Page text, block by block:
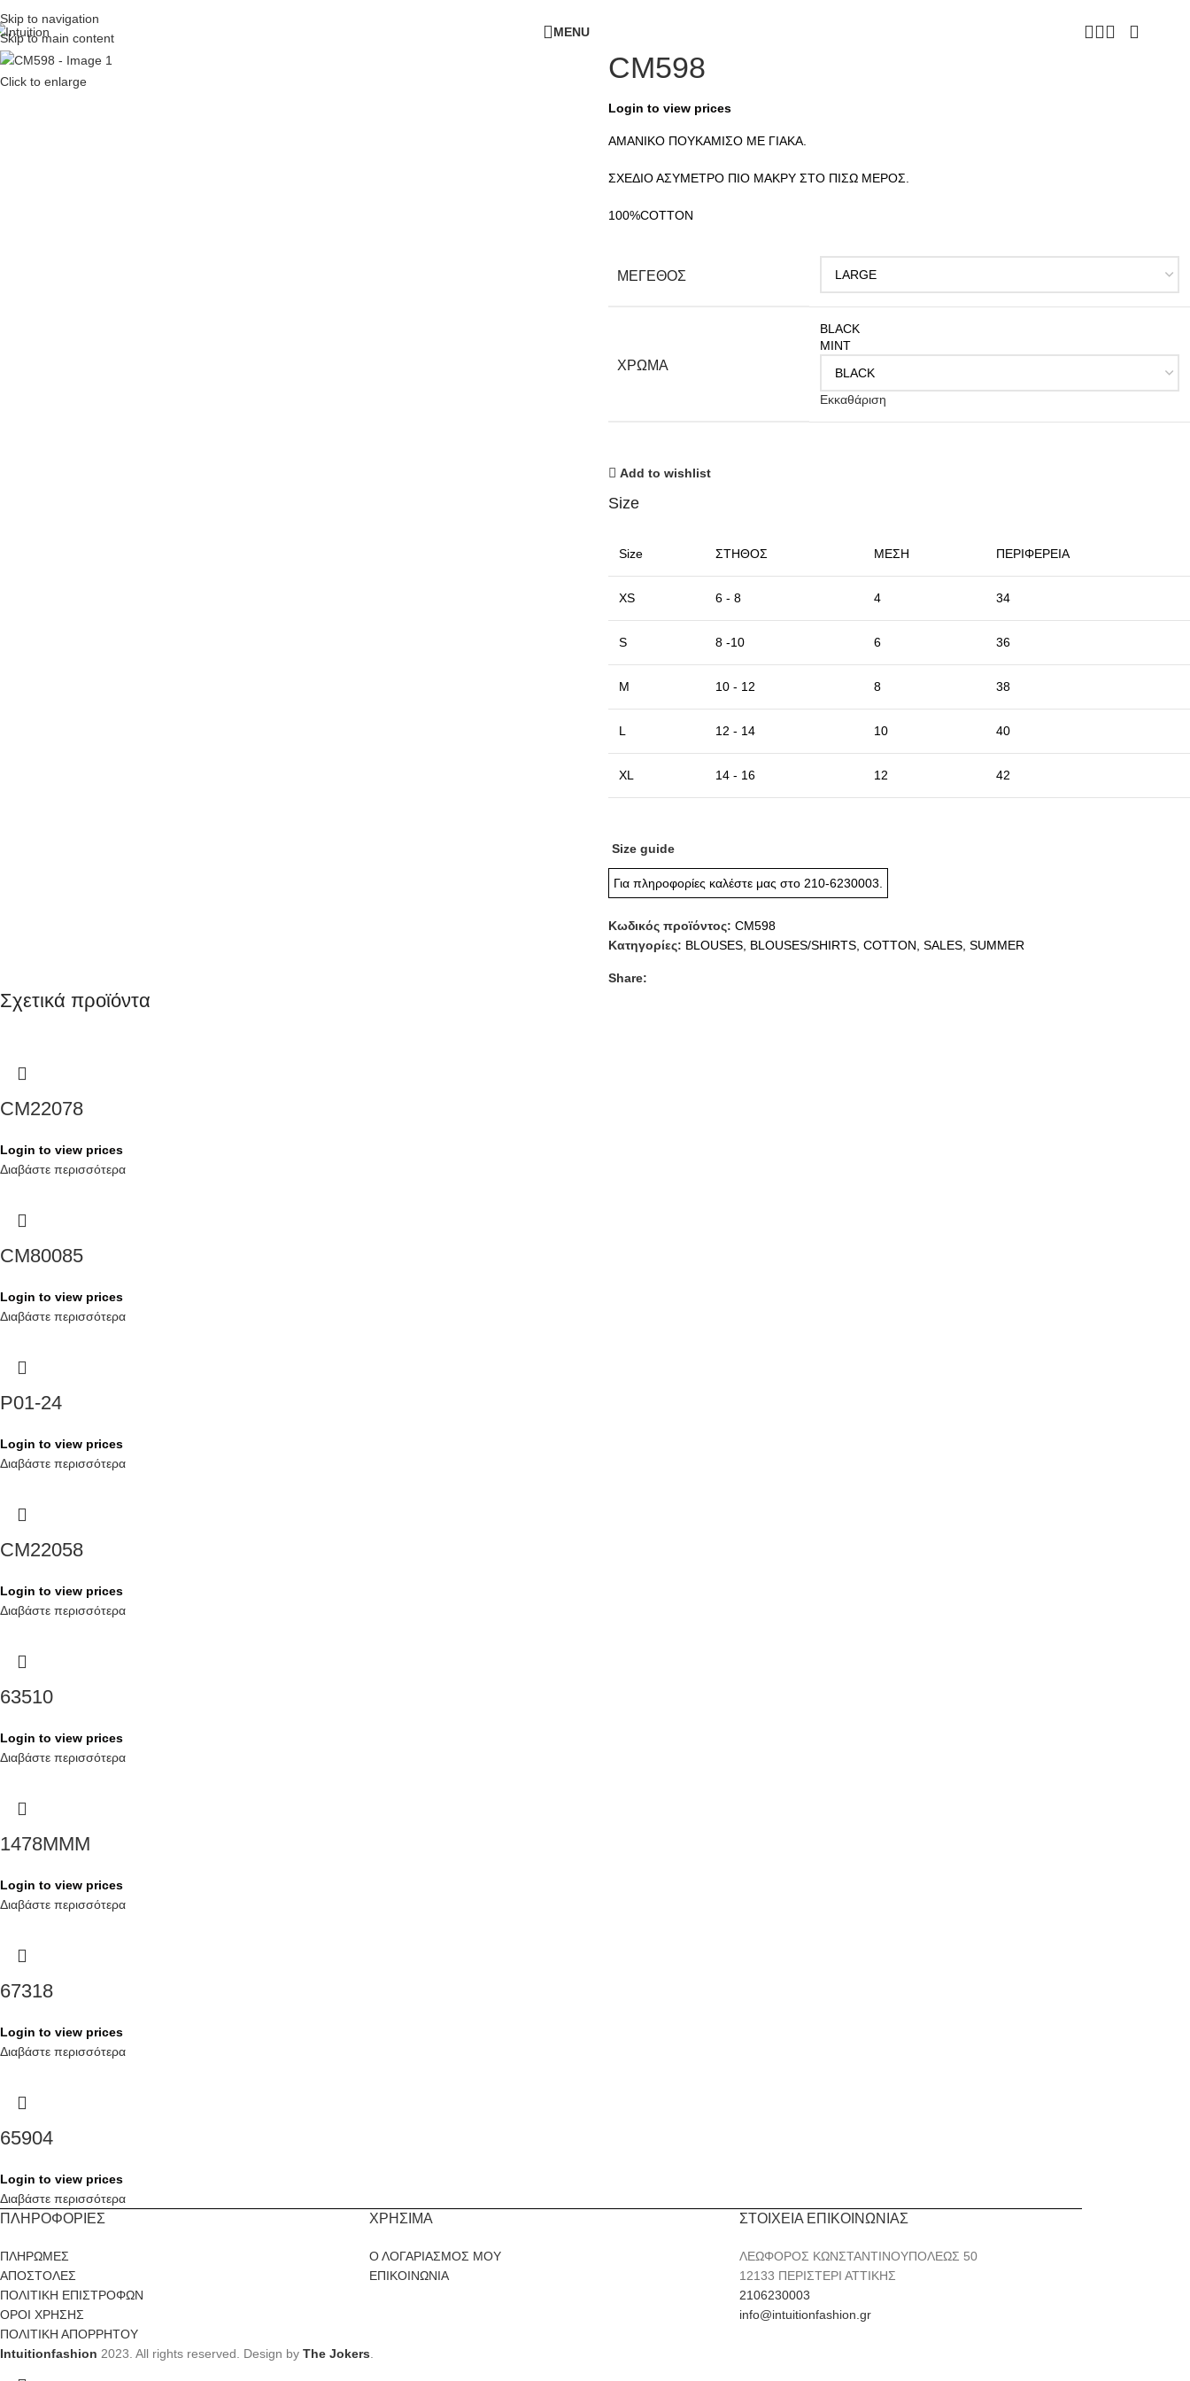
Skip to navigation
Skip to main content
MENU
Click to enlarge CM598
Login to view prices
ΑΜΑΝΙΚΟ ΠΟΥΚΑΜΙΣΟ ΜΕ ΓΙΑΚΑ.
ΣΧΕΔΙΟ ΑΣΥΜΕΤΡΟ ΠΙΟ ΜΑΚΡΥ ΣΤΟ ΠΙΣΩ ΜΕΡΟΣ.
100%COTTON
ΜΕΓΕΘΟΣ
ΧΡΩΜΑ
BLACK
MINT
Εκκαθάριση
Add to wishlist
Size
Size ΣΤΗΘΟΣ ΜΕΣΗ ΠΕΡΙΦΕΡΕΙΑ
XS 6 - 8 4 34
S 8 -10 6 36
M 10 - 12 8 38
L 12 - 14 10 40
XL 14 - 16 12 42
Size guide
Για πληροφορίες καλέστε μας στο 210-6230003
Κωδικός προϊόντος: CM598
Κατηγορίες: BLOUSES BLOUSES/SHIRTS COTTON SALES SUMMER
Share:
Σχετικά προϊόντα
CM22078
Login to view prices
Διαβάστε περισσότερα
CM80085
Login to view prices
Διαβάστε περισσότερα
P01-24
Login to view prices
Διαβάστε περισσότερα
CM22058
Login to view prices
Διαβάστε περισσότερα
63510
Login to view prices
Διαβάστε περισσότερα
1478MMM
Login to view prices
Διαβάστε περισσότερα
67318
Login to view prices
Διαβάστε περισσότερα
65904
Login to view prices
Διαβάστε περισσότερα
ΠΛΗΡΟΦΟΡΙΕΣ
ΠΛΗΡΩΜΕΣ
ΑΠΟΣΤΟΛΕΣ
ΠΟΛΙΤΙΚΗ ΕΠΙΣΤΡΟΦΩΝ
ΟΡΟΙ ΧΡΗΣΗΣ
ΠΟΛΙΤΙΚΗ ΑΠΟΡΡΗΤΟΥ
ΧΡΗΣΙΜΑ
Ο ΛΟΓΑΡΙΑΣΜΟΣ ΜΟΥ
ΕΠΙΚΟΙΝΩΝΙΑ
ΣΤΟΙΧΕΙΑ ΕΠΙΚΟΙΝΩΝΙΑΣ
ΛΕΩΦΟΡΟΣ ΚΩΝΣΤΑΝΤΙΝΟΥΠΟΛΕΩΣ 50
12133 ΠΕΡΙΣΤΕΡΙ ΑΤΤΙΚΗΣ
2106230003
info@intuitionfashion.gr
Intuitionfashion 2023. All rights reserved. Design by The Jokers